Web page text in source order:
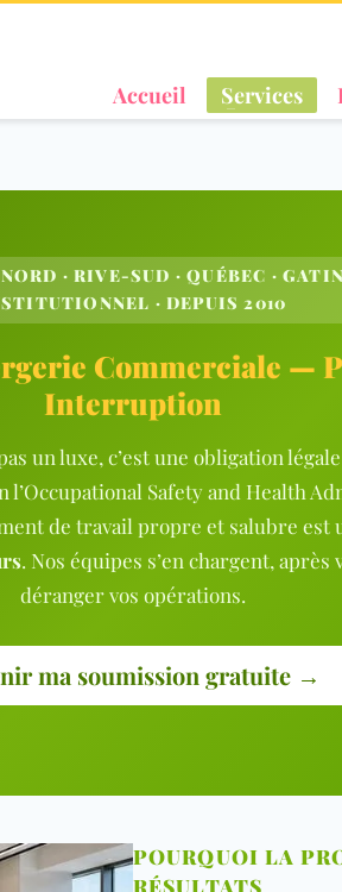
Accueil Services
· RIVE-SUD · QUÉBEC ·
· DEPUIS 2010
Commerciale —
Interruption
un luxe, c’est une obligation
l’Occupational Safety and Health
de travail propre et salubre est
. Nos équipes s’en chargent, après
déranger vos opérations.
ma soumission gratuite →
POURQUOI LA
RÉSULTATS